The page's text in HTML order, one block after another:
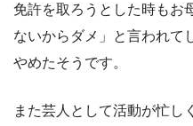
免許を取ろうとした時もお
ないからダメ」と言われて
やめたそうです。
また芸人として活動が忙し